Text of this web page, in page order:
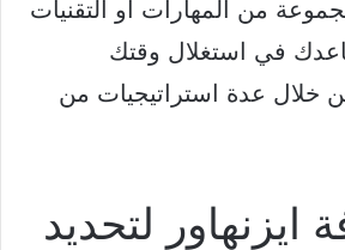
من المهارات او التقنيات
في استغلال وقتك
خلال عدة استراتيجيات من
ايزنهاور لتحديد